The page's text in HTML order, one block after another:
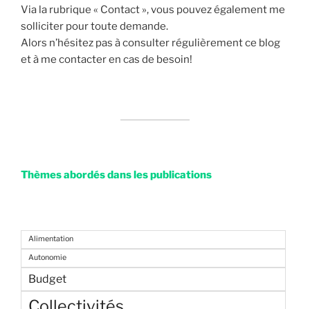
Via la rubrique « Contact », vous pouvez également me
solliciter pour toute demande.
Alors n’hésitez pas à consulter régulièrement ce blog
et à me contacter en cas de besoin!
Thèmes abordés dans les publications
Alimentation
Autonomie
Budget